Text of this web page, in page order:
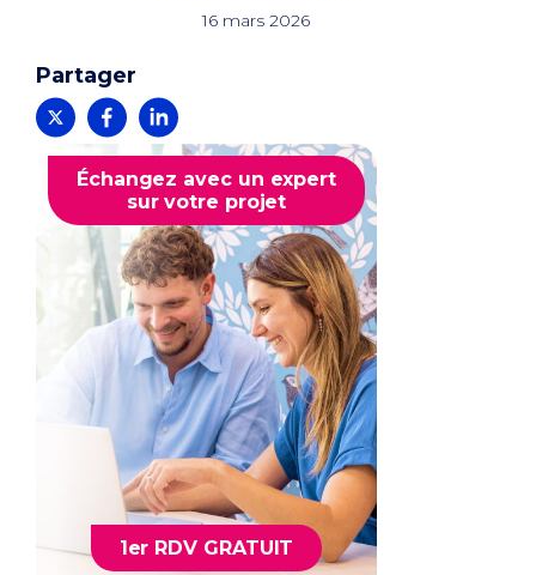
16 mars 2026
Partager
Échangez avec un expert
sur votre projet
1er RDV GRATUIT